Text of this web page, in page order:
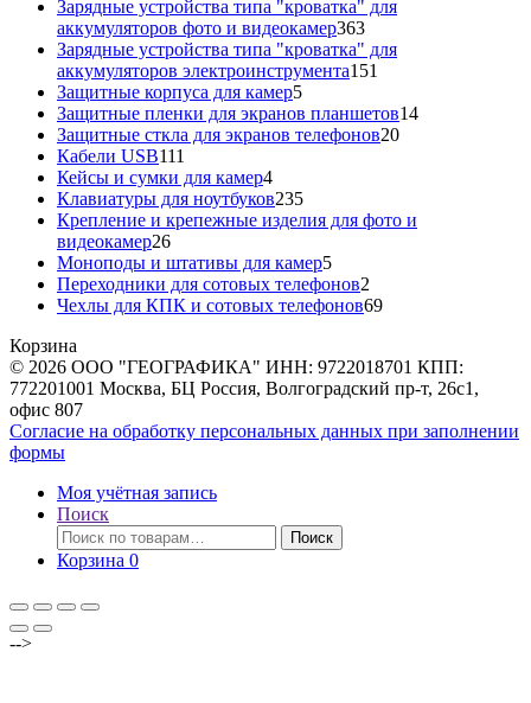
Зарядные устройства типа "кроватка" для
аккумуляторов фото и видеокамер363363
товара
Зарядные устройства типа "кроватка" для
аккумуляторов электроинструмента151
Защитные корпуса для камер55
товаров
Защитные пленки для экранов планшетов1414
Защитные сткла для экранов телефонов2020
Кабели USB111
товаров
Кейсы и сумки для камер44
товара
Клавиатуры для ноутбуков235235
товаров
Крепление и крепежные изделия для фото и
видеокамер2626
товаров
Моноподы и штативы для камер55
товаров
Переходники для сотовых телефонов2
товара
Чехлы для КПК и сотовых телефонов6969
Корзина
© 2026 ООО "ГЕОГРАФИКА" ИНН: 9722018701 КПП:
772201001 Москва, БЦ Россия, Волгоградский пр-т, 26с1,
офис 807
Согласие на обработку персональных данных при заполнении
формы
Моя учётная запись
Поиск
Искать:
Поиск
Корзина 0
-->